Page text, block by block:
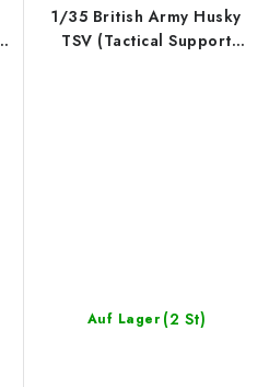
1/35 British Army Husky
TSV (Tactical Support
Auf Lager (2 St)